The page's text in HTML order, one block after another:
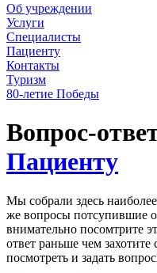
Об учреждении
Услуги
Специалисты
Пациенту
Контакты
Туризм
80-летие Победы
Вопрос-
Пациенту
Мы собрали здесь
же вопросы потсупившие
внимательно посомтрите
ответ раньше чем
посмотреть и задать